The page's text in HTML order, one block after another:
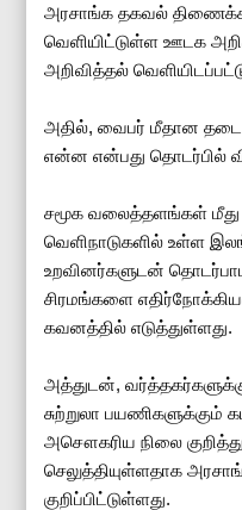
அரசாங்க தகவல்
வெளியிட்டுள்ள ஊடக
அறிவித்தல்
அதில், வைபர் மீதான
என்ன என்பது தொடர்பில்
சமூக வலைத்தளங்கள் மீது
வெளிநாடுகளில் உள்ள
உறவினர்களுடன்
சிரமங்களை
கவனத்தில் எடுத்துள்ளது.
அத்துடன்,
சுற்றுலா பயணிகளுக்கும்
அசௌகரிய நிலை
செலுத்தியுள்ளதாக
குறிப்பிட்டுள்ளது.